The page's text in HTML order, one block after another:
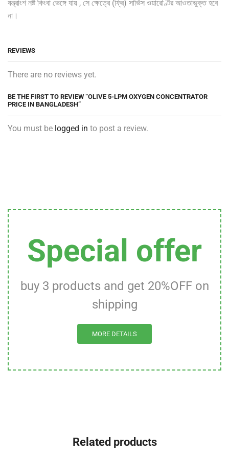
যন্ত্রাংশ নষ্ট কিংবা ভেঙ্গে যায় , সে ক্ষেত্রে (ফ্রি) সার্ভিস ওয়ারেণ্টির আওতাভুক্ত হবে
না।
REVIEWS
There are no reviews yet.
BE THE FIRST TO REVIEW “OLIVE 5-LPM OXYGEN CONCENTRATOR
PRICE IN BANGLADESH”
You must be logged in to post a review.
Special offer
buy 3 products and get 20%OFF on
shipping
MORE DETAILS
Related products